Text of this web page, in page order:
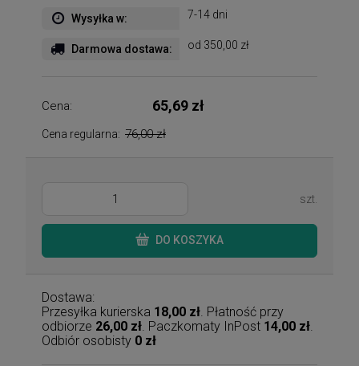
Wysyłka w: 7-14 dni
Darmowa dostawa: od 350,00 zł
Cena: 65,69 zł
Cena regularna: 76,00 zł
szt.
DO KOSZYKA
Dostawa:
Przesyłka kurierska 18,00 zł . Płatność przy
odbiorze 26,00 zł . Paczkomaty InPost 14,00 zł
Odbiór osobisty 0 zł